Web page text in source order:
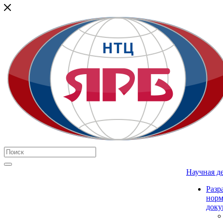
Научная